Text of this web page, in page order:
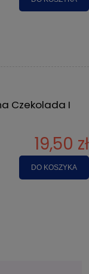
Czekolada I
19,50 zł
DO KOSZYKA